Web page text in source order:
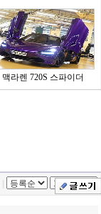
맥라렌 720S 스파이더